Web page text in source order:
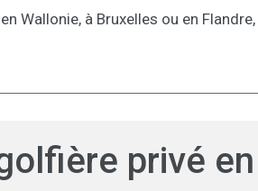
Wallonie, à Bruxelles ou en
privé